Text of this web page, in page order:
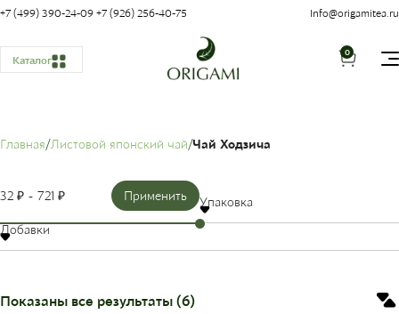
+7 (499) 390-24-09 +7 (926) 256-40-75 Info@origamitea.ru
Каталог
0
Главная Листовой японский чай Чай Ходзича
Показаны все результаты (6)
Применить
32 ₽ 721 ₽
Упаковка
Добавки